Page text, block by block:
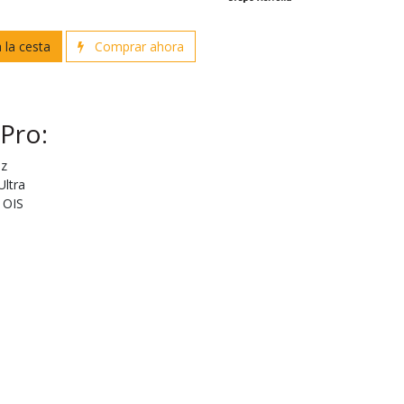
la cesta Comprar ahora